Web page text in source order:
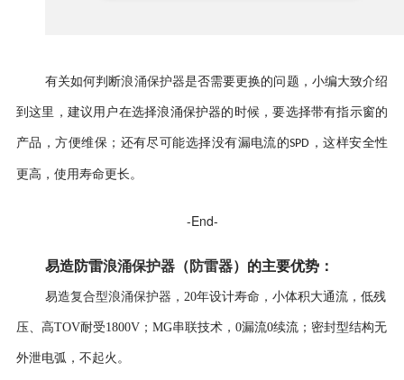
有关如何判断浪涌保护器是否需要更换的问题，小编大致介绍
到这里，建议用户在选择浪涌保护器的时候，要选择带有指示窗的
产品，方便维保；还有尽可能选择没有漏电流的SPD ，这样安全性
更高，使用寿命更长。
-End-
易造防雷浪涌保护器（防雷器） 的主要优势：
易造复合型浪涌保护器 ， 20年设计寿命， 小体积大通流，低残
压、高TOV耐受1800V；MG串联技术，0漏流0续流；密封型结构无
外泄电弧，不起火。